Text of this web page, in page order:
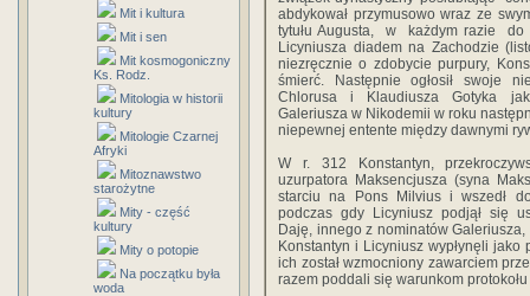
Mit i kultura
Mit i sen
Mit kosmogoniczny
Ks. Rodz.
Mitologia w historii
kultury
Mitologie Czarnej
Afryki
Mitoznawstwo
starożytne
Mity - część
kultury
Mity o potopie
Na początku była
woda
abdykował przymusowo wraz ze
tytułu Augusta, w każdym razie
Licyniusza diadem na Zachodzie
niezręcznie o zdo­bycie purpury,
śmierć. Następnie ogłosił swoje
Chlorusa i Klaudiusza Gotyka
Galeriusza w Nikodemii w roku
niepewnej entente między dawnymi
W r. 312 Kon­stantyn,
uzurpatora Maksencjusza (syna
starciu na Pons Milvius i wszedł
podczas gdy Licyniusz podjął się
Daję, in­nego z nominatów
Konstantyn i Licyniusz wypłynęli jako
ich został wzmocniony zawar­ciem
razem poddali się warunkom